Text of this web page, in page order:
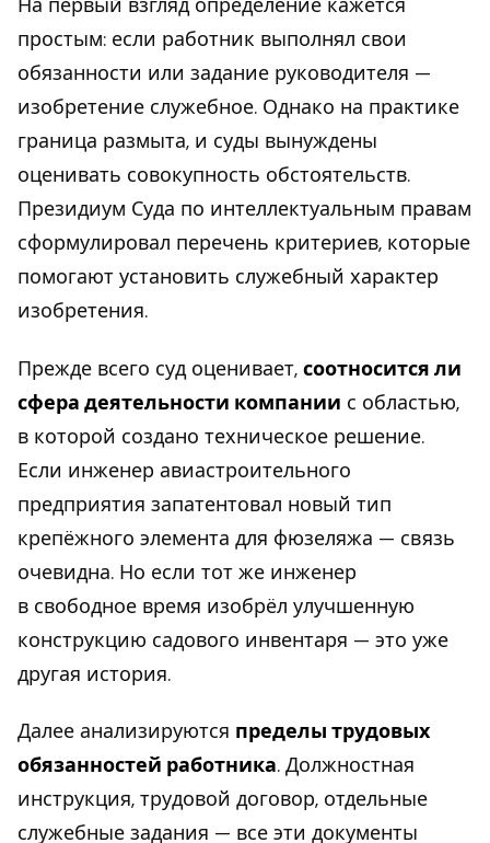
На первый взгляд определение кажется
простым: если работник выполнял свои
обязанности или задание руководителя —
изобретение служебное. Однако на практике
граница размыта, и суды вынуждены
оценивать совокупность обстоятельств.
Президиум Суда по интеллектуальным правам
сформулировал перечень критериев, которые
помогают установить служебный характер
изобретения.
Прежде всего суд оценивает, соотносится ли
сфера деятельности компании с областью,
в которой создано техническое решение.
Если инженер авиастроительного
предприятия запатентовал новый тип
крепёжного элемента для фюзеляжа — связь
очевидна. Но если тот же инженер
в свободное время изобрёл улучшенную
конструкцию садового инвентаря — это уже
другая история.
Далее анализируются пределы трудовых
обязанностей работника. Должностная
инструкция, трудовой договор, отдельные
служебные задания — все эти документы